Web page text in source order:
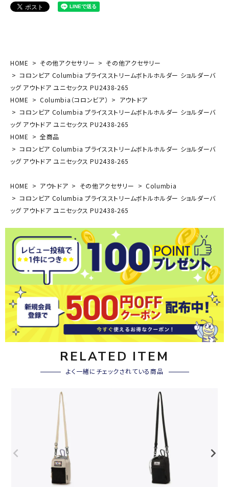
HOME その他アクセサリー
その他アクセサリー
コロンビア Columbia プライスストリームボトルホルダー ショルダーバ
ッグ アウトドア ユニセックス PU2438-265
HOME
Columbia（コロンビア）
アウトドア
コロンビア Columbia プライスストリームボトルホルダー ショルダーバ
ッグ アウトドア ユニセックス PU2438-265
HOME
全商品
コロンビア Columbia プライスストリームボトルホルダー ショルダーバ
ッグ アウトドア ユニセックス PU2438-265
HOME アウトドア その他アクセサリー
Columbia
コロンビア Columbia プライスストリームボトルホルダー ショルダーバ
ッグ アウトドア ユニセックス PU2438-265
RELATED ITEM
よく一緒にチェックされている商品